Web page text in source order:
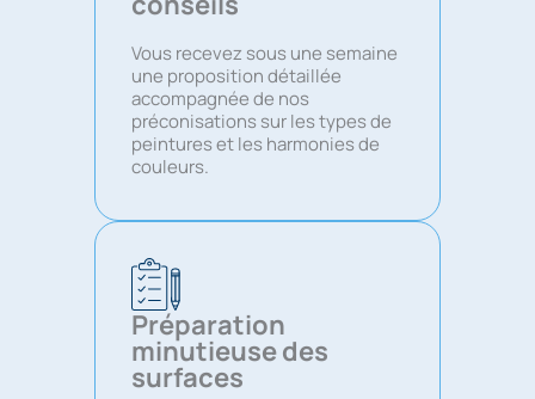
Vous recevez sous une semaine
une proposition détaillée
accompagnée de nos
préconisations sur les types de
peintures et les harmonies de
couleurs.
Préparation
minutieuse des
surfaces